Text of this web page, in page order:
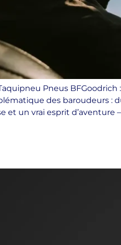
Pneus BFGoodrich
des baroudeurs :
et un vrai esprit d’aventure